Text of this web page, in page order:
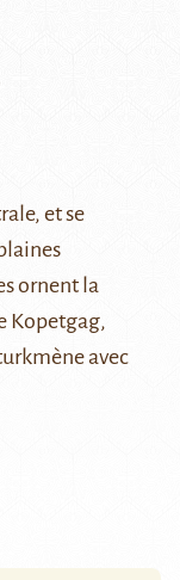
et se
ornent la
Kopetgag,
avec